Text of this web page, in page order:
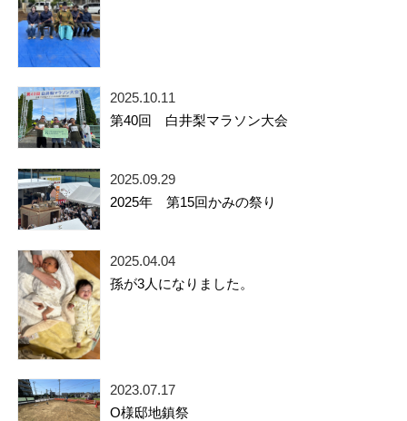
2025.10.11
第40回 白井梨マラソン大会
2025.09.29
2025年 第15回かみの祭り
2025.04.04
孫が3人になりました。
2023.07.17
O様邸地鎮祭